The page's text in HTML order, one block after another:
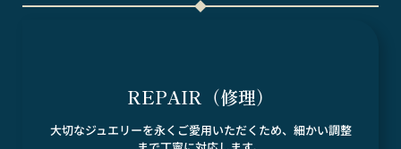
REPAIR（修理）
大切なジュエリーを永くご愛用いただくため、細かい調整